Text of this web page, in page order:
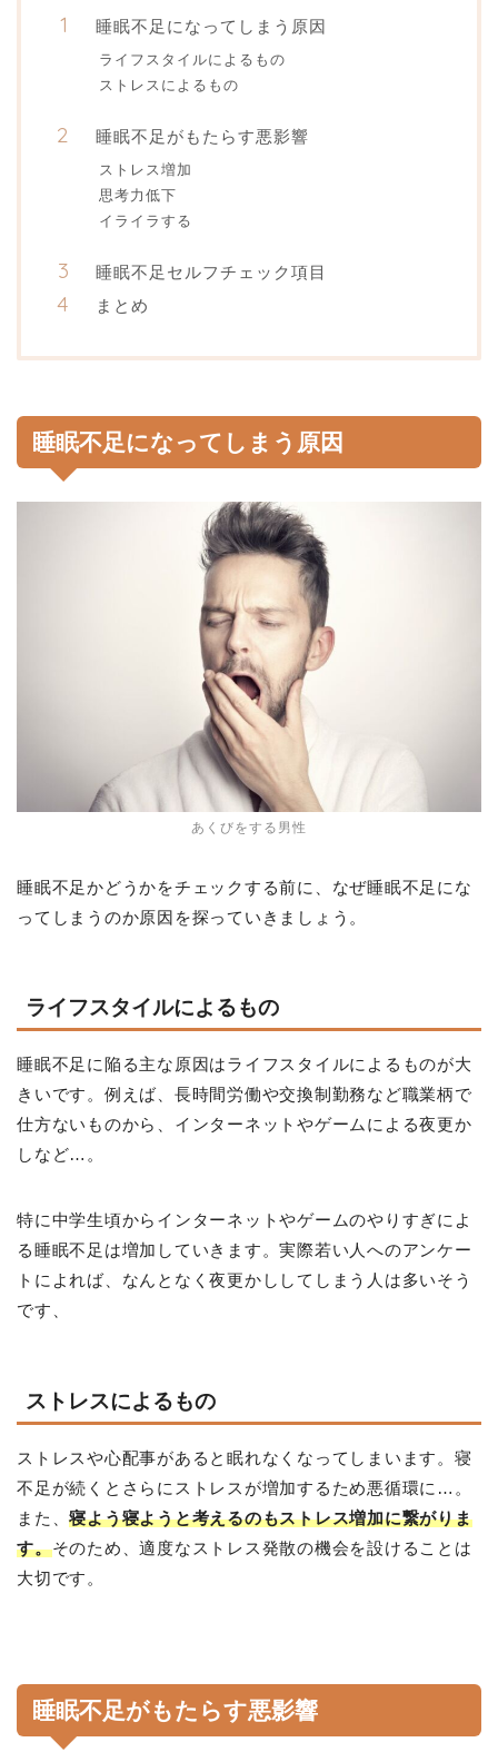
睡眠不足になってしまう原因
ライフスタイルによるもの
ストレスによるもの
睡眠不足がもたらす悪影響
ストレス増加
思考力低下
イライラする
睡眠不足セルフチェック項目
まとめ
睡眠不足になってしまう原因
あくびをする男性
睡眠不足かどうかをチェックする前に、なぜ睡眠不足にな
ってしまうのか原因を探っていきましょう。
ライフスタイルによるもの
睡眠不足に陥る主な原因はライフスタイルによるものが大
きいです。例えば、長時間労働や交換制勤務など職業柄で
仕方ないものから、インターネットやゲームによる夜更か
しなど…。
特に中学生頃からインターネットやゲームのやりすぎによ
る睡眠不足は増加していきます。実際若い人へのアンケー
トによれば、なんとなく夜更かししてしまう人は多いそう
です、
ストレスによるもの
ストレスや心配事があると眠れなくなってしまいます。寝
不足が続くとさらにストレスが増加するため悪循環に…。
また、寝よう寝ようと考えるのもストレス増加に繋がりま
す。そのため、適度なストレス発散の機会を設けることは
大切です。
睡眠不足がもたらす悪影響